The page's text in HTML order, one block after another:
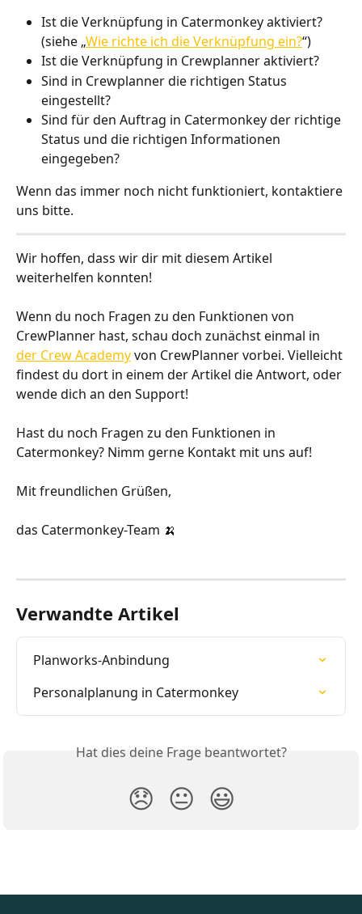
Ist die Verknüpfung in Catermonkey aktiviert?
(siehe „Wie richte ich die Verknüpfung ein?“)
Ist die Verknüpfung in Crewplanner aktiviert?
Sind in Crewplanner die richtigen Status
eingestellt?
Sind für den Auftrag in Catermonkey der richtige
Status und die richtigen Informationen
eingegeben?
Wenn das immer noch nicht funktioniert, kontaktiere
uns bitte.
Wir hoffen, dass wir dir mit diesem Artikel
weiterhelfen konnten!
Wenn du noch Fragen zu den Funktionen von
CrewPlanner hast, schau doch zunächst einmal in
der Crew Academy von CrewPlanner vorbei. Vielleicht
findest du dort in einem der Artikel die Antwort, oder
wende dich an den Support!
Hast du noch Fragen zu den Funktionen in
Catermonkey? Nimm gerne Kontakt mit uns auf!
Mit freundlichen Grüßen,
das Catermonkey-Team 🍌
Verwandte Artikel
Planworks-Anbindung
Personalplanung in Catermonkey
Hat dies deine Frage beantwortet?
😞 😐 😃